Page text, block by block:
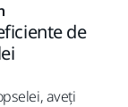
de
aveți